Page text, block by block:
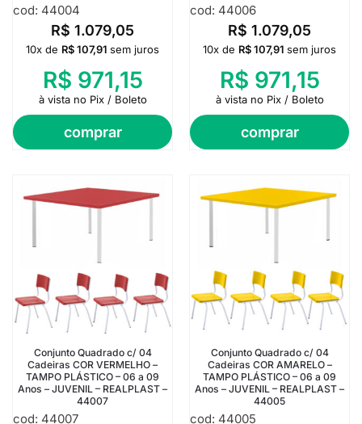
cod: 44004
R$ 1.079,05
comprar
10x de R$107,91 sem juros
R$ 971,15
à vista no Pix / Boleto
cod: 44006
R$ 1.079,05
comprar
10x de R$107,91 sem juros
R$ 971,15
à vista no Pix / Boleto
Conjunto Quadrado c/ 04
Cadeiras COR VERMELHO –
TAMPO PLÁSTICO – 06 a 09
Anos – JUVENIL – REALPLAST –
44007
cod: 44007
Conjunto Quadrado c/ 04
Cadeiras COR AMARELO –
TAMPO PLÁSTICO – 06 a 09
Anos – JUVENIL – REALPLAST –
44005
cod: 44005